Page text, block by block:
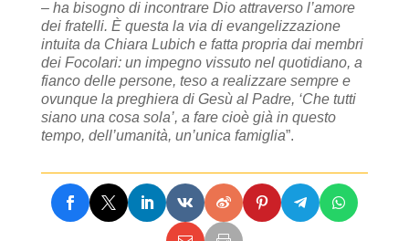
– ha bisogno di incontrare Dio attraverso l’amore
dei fratelli. È questa la via di evangelizzazione
intuita da Chiara Lubich e fatta propria dai membri
dei Focolari: un impegno vissuto nel quotidiano, a
fianco delle persone, teso a realizzare sempre e
ovunque la preghiera di Gesù al Padre, ‘Che tutti
siano una cosa sola’, a fare cioè già in questo
tempo, dell’umanità, un’unica famiglia”.